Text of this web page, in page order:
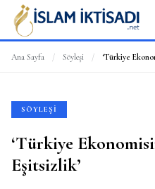
Ana Sayfa / Söyleşi / ‘Türkiye
SÖYLEŞI
‘Türkiye
Eşitsizlik’